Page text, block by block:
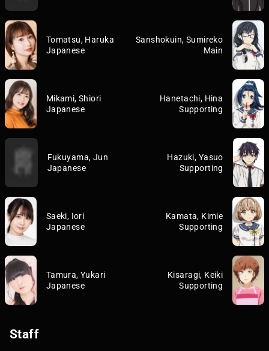
Tomatsu, Haruka
Japanese
Sanshokuin, Sumireko
Main
Mikami, Shiori
Japanese
Hanetachi, Hina
Supporting
Fukuyama, Jun
Japanese
Hazuki, Yasuo
Supporting
Saeki, Iori
Japanese
Kamata, Kimie
Supporting
Tamura, Yukari
Japanese
Kisaragi, Keiki
Supporting
Staff